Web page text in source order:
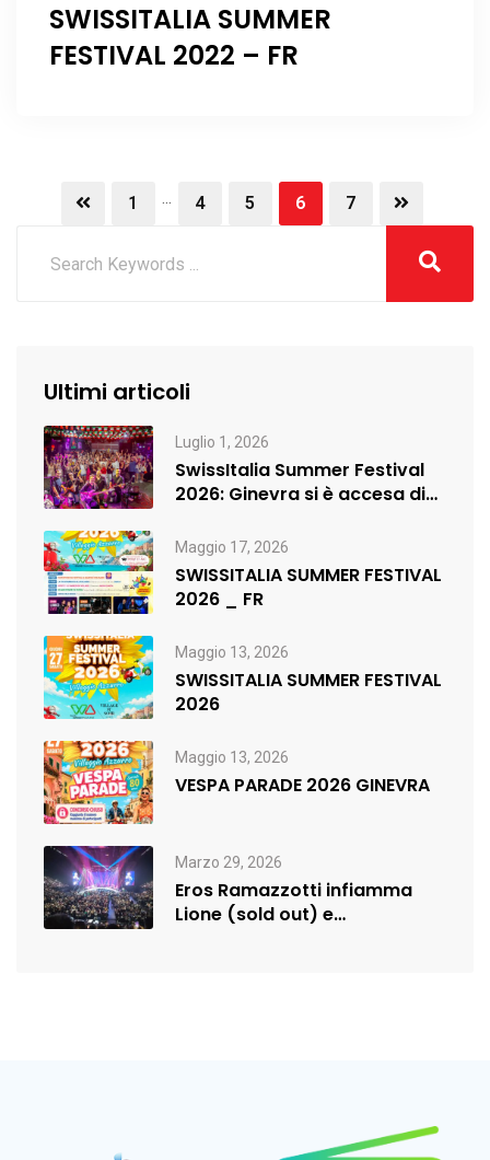
SWISSITALIA SUMMER
FESTIVAL 2022 – FR
1 ... 4 5 6 7
Ultimi articoli
Luglio 1, 2026
SwissItalia Summer Festival
2026: Ginevra si è accesa di
Maggio 17, 2026
SWISSITALIA SUMMER FESTIVAL
2026 _ FR
Maggio 13, 2026
SWISSITALIA SUMMER FESTIVAL
2026
Maggio 13, 2026
VESPA PARADE 2026 GINEVRA
Marzo 29, 2026
Eros Ramazzotti infiamma
Lione (sold out) e